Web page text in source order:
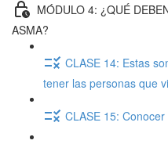
MÓDULO 4: ¿QUÉ
ASMA?
CLASE 14: Estas
tener las personas que
CLASE 15: